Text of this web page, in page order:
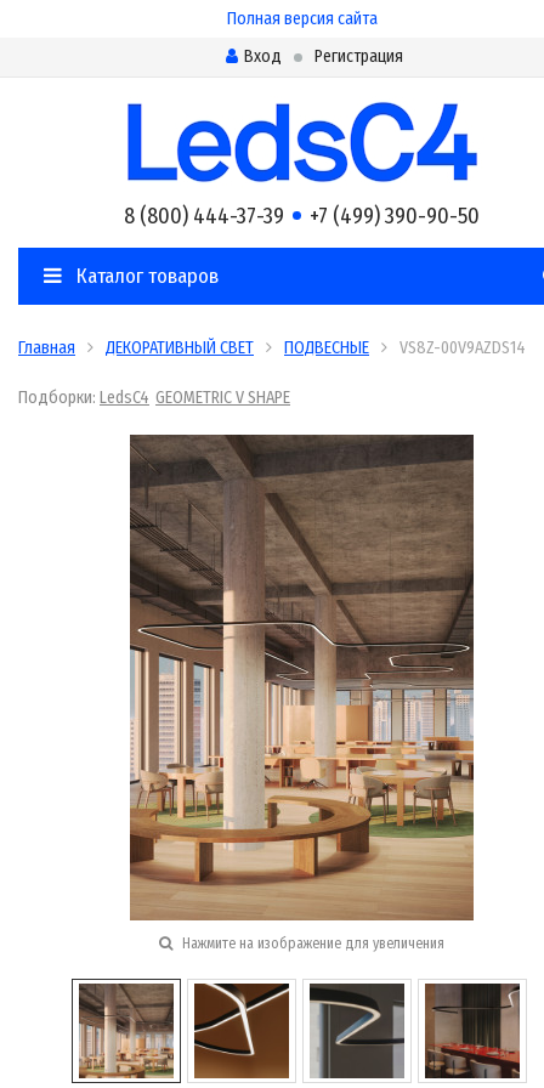
Полная версия сайта
Вход
Регистрация
8 (800) 444-37-39 +7 (499) 390-90-50
Каталог товаров
Главная ДЕКОРАТИВНЫЙ СВЕТ ПОДВЕСНЫЕ VS8Z-00V9AZDS14
Подборки: LedsC4 GEOMETRIC V SHAPE
Нажмите на изображение для увеличения